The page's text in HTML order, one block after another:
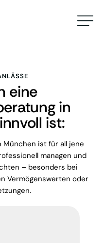
eine
in
ist:
München ist für all jene
managen und
– besonders bei
Vermögenswerten oder